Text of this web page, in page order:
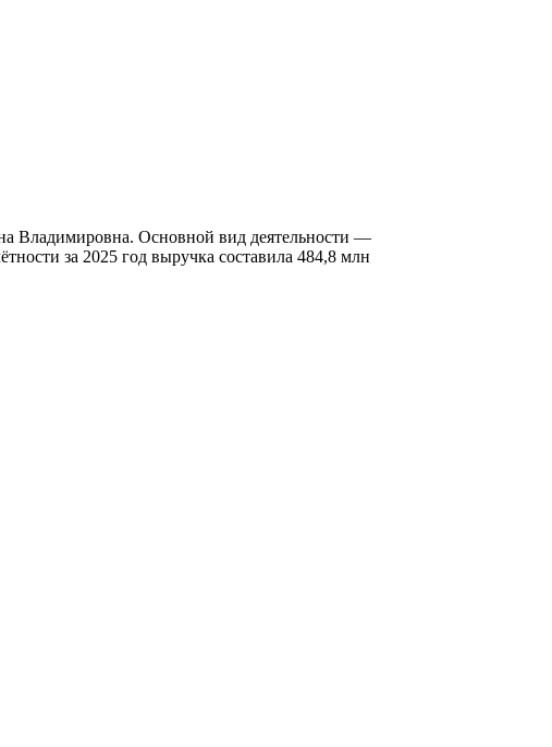
Основной вид деятельности —
за 2025 год выручка составила 484,8 млн